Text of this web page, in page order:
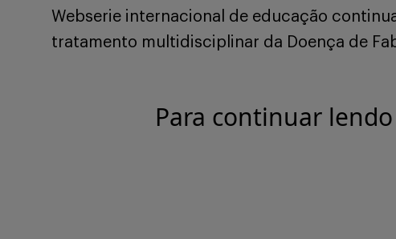
Webserie internacional de educação
tratamento multidisciplinar da Doença de
Para continuar